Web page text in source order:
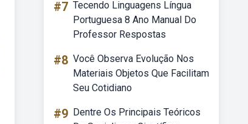
#7 Tecendo Linguagens Língua
Portuguesa 8 Ano Manual Do
Professor Respostas
#8 Você Observa Evolução Nos
Materiais Objetos Que Facilitam
Seu Cotidiano
#9 Dentre Os Principais Teóricos